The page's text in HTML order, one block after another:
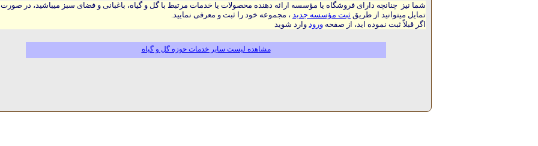
شما نیز چنانچه دارای فروشگاه یا مؤسسه ارائه دهنده محصولات یا خدمات مرتبط با گل و گیاه، باغبانی و فضای سبز میباشید، در صورت
تمایل میتوانید از طریق ثبت مؤسسه جدید ، مجموعه خود را ثبت و معرفی نمایید.
اگر قبلاً ثبت نموده اید، از صفحه ورود وارد شوید
مشاهده لیست سایر خدمات حوزه گل و گیاه